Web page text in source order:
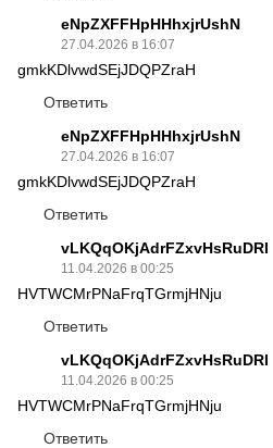
eNpZXFFHpHHhxjrUshN
27.04.2026 в 16:07
gmkKDlvwdSEjJDQPZraH
Ответить
eNpZXFFHpHHhxjrUshN
27.04.2026 в 16:07
gmkKDlvwdSEjJDQPZraH
Ответить
vLKQqOKjAdrFZxvHsRuDRl
11.04.2026 в 00:25
HVTWCMrPNaFrqTGrmjHNju
Ответить
vLKQqOKjAdrFZxvHsRuDRl
11.04.2026 в 00:25
HVTWCMrPNaFrqTGrmjHNju
Ответить